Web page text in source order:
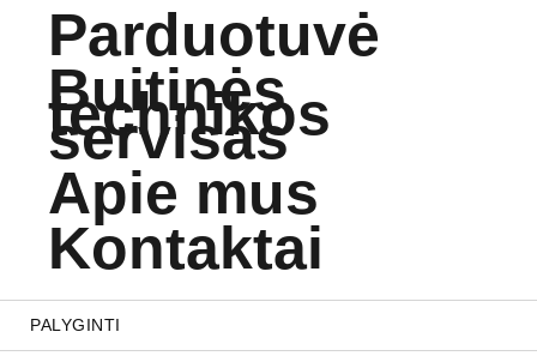
Parduotuvė
Buitinės
technikos
servisas
Apie mus
Kontaktai
PALYGINTI